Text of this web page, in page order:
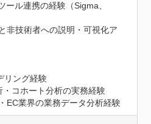
ール連携の経験（Sigma、
非技術者への説明・可視化ア
リング経験
・コホート分析の実務経験
EC業界の業務データ分析経験